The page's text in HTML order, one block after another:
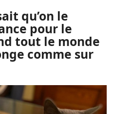
qu’on le
pour le
tout le monde
comme sur